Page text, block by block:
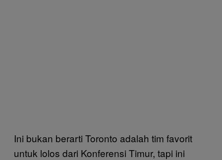
Ini bukan berarti Toronto adalah tim favorit
untuk lolos dari Konferensi Timur, tapi ini